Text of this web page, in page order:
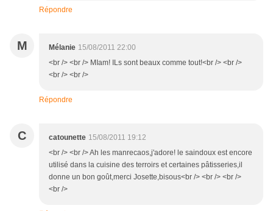
Répondre
M Mélanie 15/08/2011 22:00
<br /> <br /> MIam! ILs sont beaux comme tout!<br /> <br />
<br /> <br />
Répondre
C catounette 15/08/2011 19:12
<br /> <br /> Ah les manrecaos,j'adore! le saindoux est encore
utilisé dans la cuisine des terroirs et certaines pâtisseries,il
donne un bon goût,merci Josette,bisous<br /> <br /> <br />
<br />